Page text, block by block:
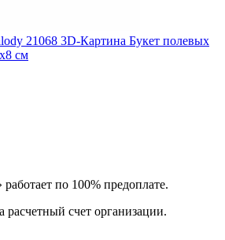
21068 3D-Картина Букет полевых
см
по 100% предоплате.
расчетный счет организации.